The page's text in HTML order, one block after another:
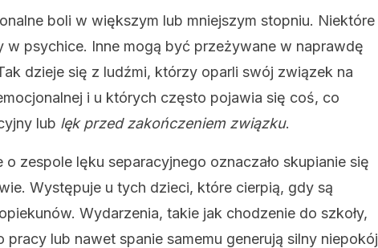
boli w większym lub mniejszym stopniu. Niektóre
w psychice. Inne mogą być przeżywane w naprawdę
dzieje się z ludźmi, którzy oparli swój związek na
i u których często pojawia się coś, co
lub lęk przed zakończeniem związku.
o zespole lęku separacyjnego oznaczało skupianie się
Występuje u tych dzieci, które cierpią, gdy są
Wydarzenia, takie jak chodzenie do szkoły,
lub nawet spanie samemu generują silny niepokój